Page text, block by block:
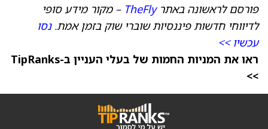
פורסם לראשונה באתרTheFly – מקור מידע סופי
לדיווחי חדשות פיננסיות שוברי שוק בזמן אמת.נסו
עכשיו >>
ראו את המניות החמות של בעלי העניין ב-TipRanks
>>